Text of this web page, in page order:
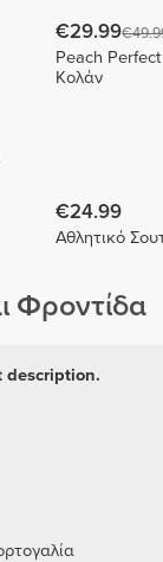
€29.99
Peach
Κολάν
€24.99
Αθλητικό
Φροντίδα
description.